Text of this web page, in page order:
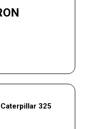
325